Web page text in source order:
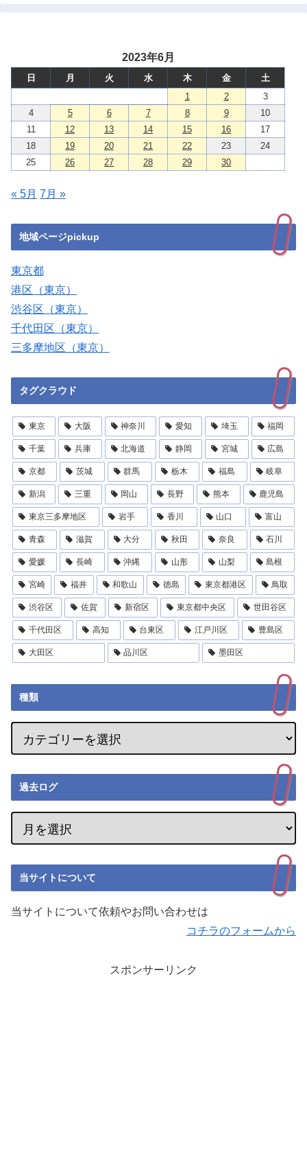
2023年6月
日 月 火 水 木 金
土
1
2
3
4
5 6 7 8 9
10
11
12 13 14 15 16
17
18
19 20 21 22 23
24
25
26 27 28 29 30
« 5月 7月 »
地域ページpickup
東京都
港区（東京）
渋谷区（東京）
千代田区（東京）
三多摩地区（東京）
タグクラウド
東京 大阪 神奈川 愛知 埼玉 福岡
千葉 兵庫 北海道 静岡 宮城 広島
京都 茨城 群馬 栃木 福島 岐阜
新潟 三重 岡山 長野 熊本 鹿児島
東京三多摩地区 岩手 香川 山口 富山
青森 滋賀 大分 秋田 奈良 石川
愛媛 長崎 沖縄 山形 山梨 島根
宮崎 福井 和歌山 徳島 東京都港区 鳥取
渋谷区 佐賀 新宿区 東京都中央区 世田谷区
千代田区 高知 台東区 江戸川区 豊島区
大田区 品川区 墨田区
種類
過去ログ
当サイトについて
当サイトについて依頼やお問い合わせは
コチラのフォームから
スポンサーリンク